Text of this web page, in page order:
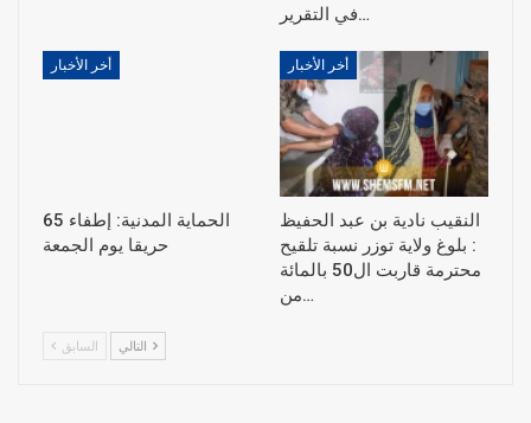
في التقرير…
أخر الأخبار
الحماية المدنية: إطفاء 65
حريقا يوم الجمعة
أخر الأخبار
النقيب نادية بن عبد الحفيظ
: بلوغ ولاية توزر نسبة تلقيح
محترمة قاربت ال50 بالمائة
من…
السابق